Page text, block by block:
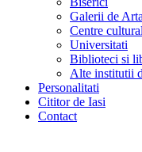
Galerii de Arta
Centre
Universitati
Biblioteci si
Alte institutii
Personalitati
Cititor de Iasi
Contact